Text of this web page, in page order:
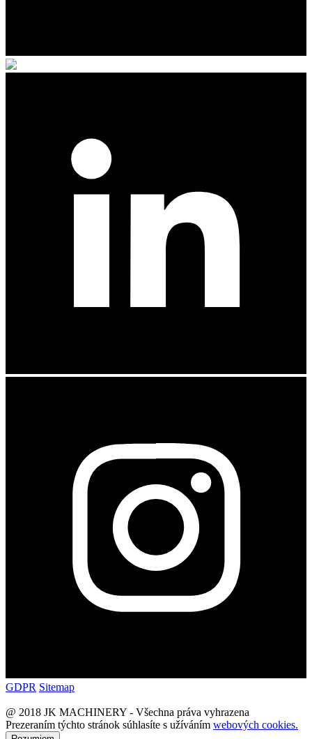
GDPR Sitemap
@ 2018 JK MACHINERY - Všechna práva vyhrazena
Prezeraním týchto stránok súhlasíte s užíváním webových cookies.